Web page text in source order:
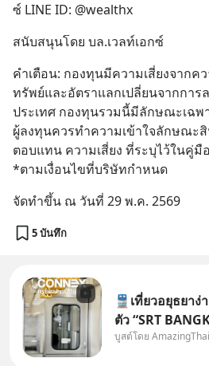
ซ์ LINE ID: @wealthx
สนับสนุนโดย บล.เวลท์เอกซ์
คำเตือน: กองทุนมีความเสี่ยงจาก
ทรัพย์และอัตราแลกเปลี่ยนจากการ
ประเทศ กองทุนรวมนี้มีลักษณะเฉพ
ผู้ลงทุนควรทำความเข้าใจลักษณะสิ
ตอบแทน ความเสี่ยง ที่ระบุไว้ในคู่มื
*ตามเงื่อนไขที่บริษัทกำหนด
จัดทำขึ้น ณ วันที่ 29 พ.ค. 2569
5 บันทึก
🚆เที่ยวอยุธยาง่
ตัว “SRT
รถไฟชานเมืองป
บูสต์โดย